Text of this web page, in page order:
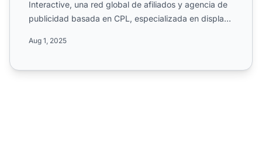
Interactive, una red global de afiliados y agencia de
publicidad basada en CPL, especializada en display,
Aug 1, 2025